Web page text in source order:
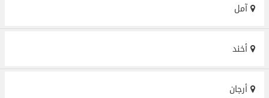
آمل
أخند
أرجان